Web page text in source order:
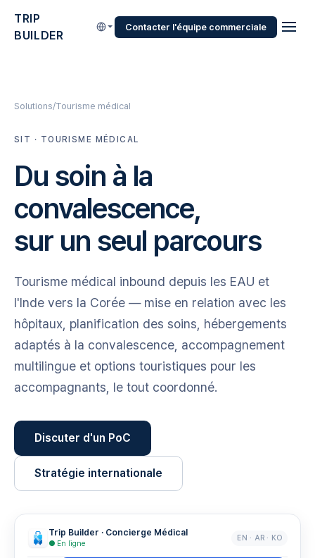
TRIP
BUILDER
Contacter l'équipe commerciale
Solutions Tourisme médical
SIT · TOURISME MÉDICAL
Du soin à la
convalescence,
sur un seul parcours
Tourisme médical inbound depuis les EAU et
l'Inde vers la Corée — mise en relation avec les
hôpitaux, planification des soins, hébergements
adaptés à la convalescence, accompagnement
multilingue et options touristiques pour les
accompagnants, le tout coordonné.
Discuter d'un PoC
Stratégie internationale
Trip Builder · Concierge Médical
● En ligne
EN · AR · KO